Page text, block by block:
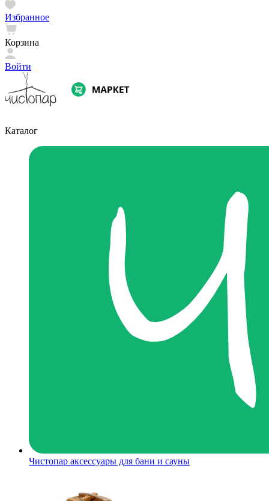
Избранное
Корзина
Войти
Каталог
Чистопар аксессуары для бани и сауны